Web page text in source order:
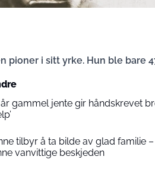
pioner i sitt yrke. Hun ble bare
år gammel jente gir håndskrevet
tilbyr å ta bilde av glad familie
vanvittige beskjeden